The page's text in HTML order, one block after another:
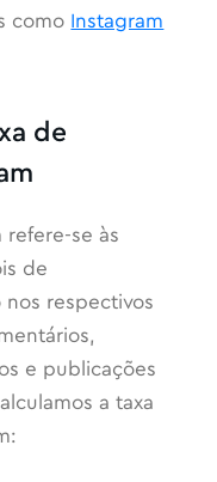
como Instagram
de
refere-se às
de
respectivos
e publicações
a taxa